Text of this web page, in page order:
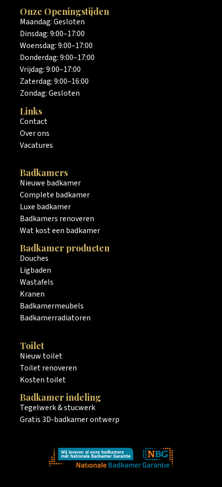
Onze Openingstijden
Maandag: Gesloten
Dinsdag: 9:00–17:00
Woensdag: 9:00–17:00
Donderdag: 9:00–17:00
Vrijdag: 9:00–17:00
Zaterdag: 9:00–16:00
Zondag: Gesloten
Links
Contact
Over ons
Vacatures
Badkamers
Nieuwe badkamer
Complete badkamer
Luxe badkamer
Badkamers renoveren
Wat kost een badkamer
Badkamer producten
Douches
Ligbaden
Wastafels
Kranen
Badkamermeubels
Badkamerradiatoren
Toilet
Nieuw toilet
Toilet renoveren
Kosten toilet
Badkamer indeling
Tegelwerk & stucwerk
Gratis 3D-badkamer ontwerp